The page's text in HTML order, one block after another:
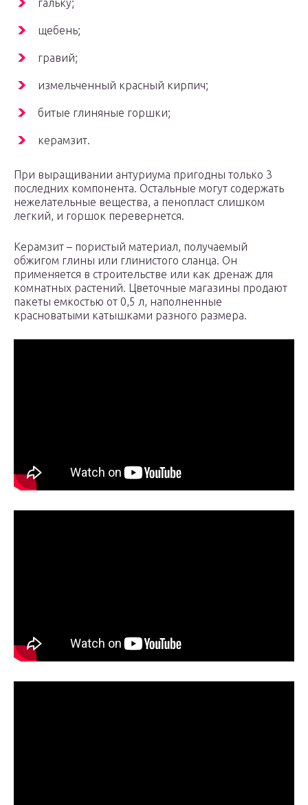
гальку;
щебень;
гравий;
измельченный красный кирпич;
битые глиняные горшки;
керамзит.
При выращивании антуриума пригодны только 3
последних компонента. Остальные могут содержать
нежелательные вещества, а пенопласт слишком
легкий, и горшок перевернется.
Керамзит – пористый материал, получаемый
обжигом глины или глинистого сланца. Он
применяется в строительстве или как дренаж для
комнатных растений. Цветочные магазины продают
пакеты емкостью от 0,5 л, наполненные
красноватыми катышками разного размера.